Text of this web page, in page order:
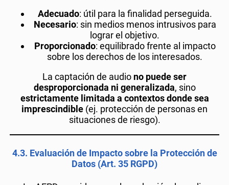
Adecuado: útil para la finalidad perseguida.
Necesario: sin medios menos intrusivos para
lograr el objetivo.
Proporcionado: equilibrado frente al impacto
sobre los derechos de los interesados.
La captación de audio no puede ser
desproporcionada ni generalizada, sino
estrictamente limitada a contextos donde sea
imprescindible (ej. protección de personas en
situaciones de riesgo).
4.3. Evaluación de Impacto sobre la Protección de
Datos (Art. 35 RGPD)